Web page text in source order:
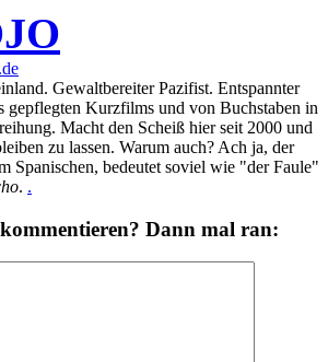
Gewaltbereiter Pazifist. Entspannter
gepflegten Kurzfilms und von Buchstaben in
Macht den Scheiß hier seit 2000 und
zu lassen. Warum auch? Ach ja, der
Spanischen, bedeutet soviel wie "der Faule"
. .
Dann mal ran: